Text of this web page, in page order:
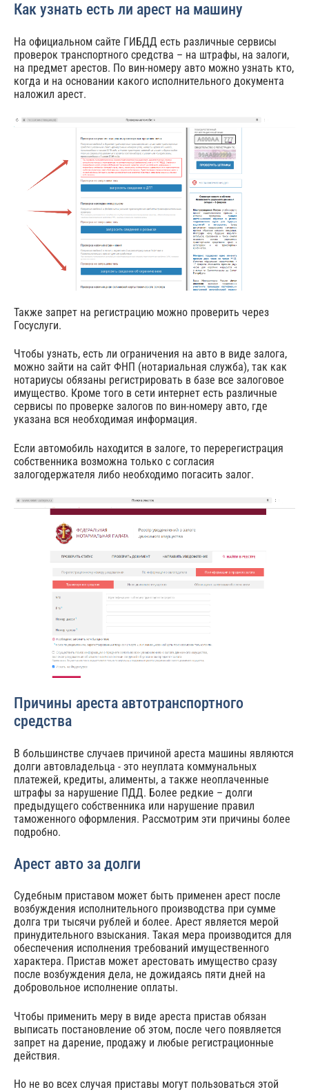
Как узнать есть ли арест на машину
На официальном сайте ГИБДД есть различные сервисы
проверок транспортного средства – на штрафы, на залоги,
на предмет арестов. По вин-номеру авто можно узнать кто,
когда и на основании какого исполнительного документа
наложил арест.
Также запрет на регистрацию можно проверить через
Госуслуги.
Чтобы узнать, есть ли ограничения на авто в виде залога,
можно зайти на сайт ФНП (нотариальная служба), так как
нотариусы обязаны регистрировать в базе все залоговое
имущество. Кроме того в сети интернет есть различные
сервисы по проверке залогов по вин-номеру авто, где
указана вся необходимая информация.
Если автомобиль находится в залоге, то перерегистрация
собственника возможна только с согласия
залогодержателя либо необходимо погасить залог.
Причины ареста автотранспортного
средства
В большинстве случаев причиной ареста машины являются
долги автовладельца - это неуплата коммунальных
платежей, кредиты, алименты, а также неоплаченные
штрафы за нарушение ПДД. Более редкие – долги
предыдущего собственника или нарушение правил
таможенного оформления. Рассмотрим эти причины более
подробно.
Арест авто за долги
Судебным приставом может быть применен арест после
возбуждения исполнительного производства при сумме
долга три тысячи рублей и более. Арест является мерой
принудительного взыскания. Такая мера производится для
обеспечения исполнения требований имущественного
характера. Пристав может арестовать имущество сразу
после возбуждения дела, не дожидаясь пяти дней на
добровольное исполнение оплаты.
Чтобы применить меру в виде ареста пристав обязан
выписать постановление об этом, после чего появляется
запрет на дарение, продажу и любые регистрационные
действия.
Но не во всех случая приставы могут пользоваться этой